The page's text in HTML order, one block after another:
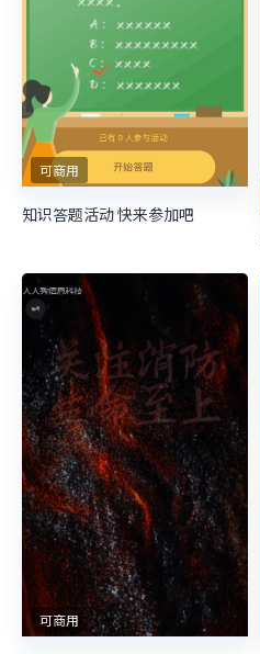
可商用
知识答题活动 快来参加吧
可商用